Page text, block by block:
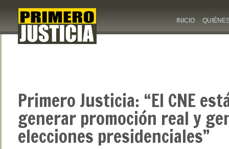
INICIO
Primero Justicia: “El CNE
generar promoción real y
elecciones presidenciales”